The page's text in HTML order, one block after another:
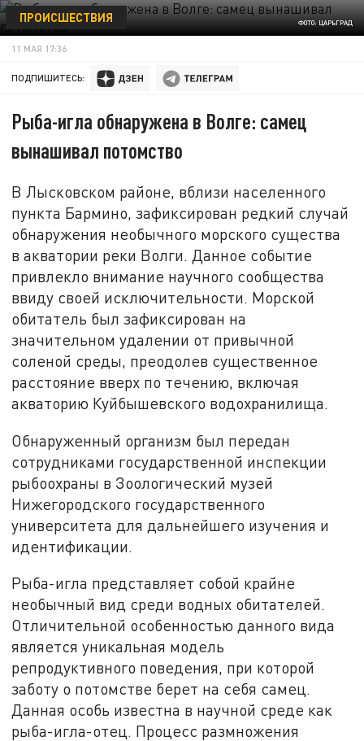
ФОТО: ЦАРЬГРАД
ПРОИСШЕСТВИЯ
11 МАЯ 17:36
ПОДПИШИТЕСЬ:
Рыба-игла обнаружена в Волге: самец
вынашивал потомство
В Лысковском районе, вблизи населенного
пункта Бармино, зафиксирован редкий случай
обнаружения необычного морского существа
в акватории реки Волги. Данное событие
привлекло внимание научного сообщества
ввиду своей исключительности. Морской
обитатель был зафиксирован на
значительном удалении от привычной
соленой среды, преодолев существенное
расстояние вверх по течению, включая
акваторию Куйбышевского водохранилища.
Обнаруженный организм был передан
сотрудниками государственной инспекции
рыбоохраны в Зоологический музей
Нижегородского государственного
университета для дальнейшего изучения и
идентификации.
Рыба-игла представляет собой крайне
необычный вид среди водных обитателей.
Отличительной особенностью данного вида
является уникальная модель
репродуктивного поведения, при которой
заботу о потомстве берет на себя самец.
Данная особь известна в научной среде как
рыба-игла-отец. Процесс размножения